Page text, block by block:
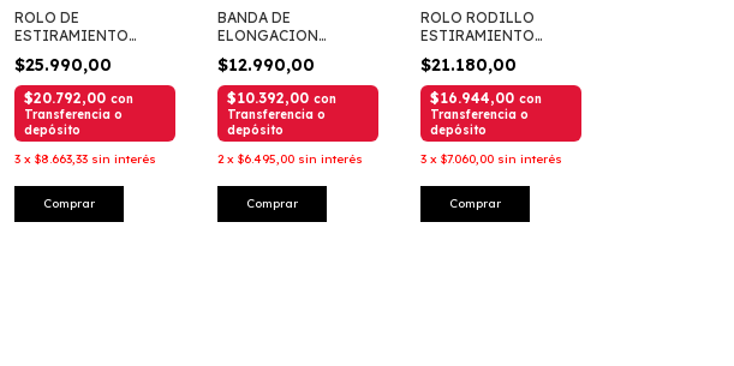
ROLO DE
ESTIRAMIENTO
14X33CM HYGGE
63060
$25.990,00
$20.792,00 con
Transferencia o
depósito
3 x $8.663,33 sin interés
Comprar
BANDA DE
ELONGACION
PROYEC
$12.990,00
$10.392,00 con
Transferencia o
depósito
2 x $6.495,00 sin interés
Comprar
ROLO RODILLO
ESTIRAMIENTO
FITADDICT 33CM
$21.180,00
$16.944,00 con
Transferencia o
depósito
3 x $7.060,00 sin interés
Comprar